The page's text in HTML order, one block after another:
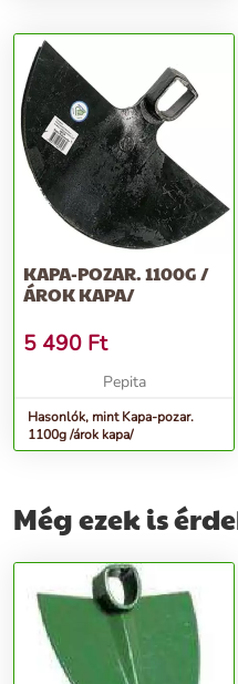
KAPA-POZAR. 1100G /
ÁROK KAPA/
5 490 Ft
Pepita
Hasonlók, mint Kapa-pozar.
1100g /árok kapa/
Még ezek is